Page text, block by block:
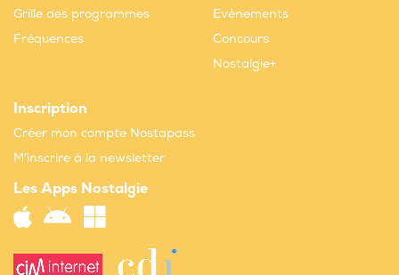
Grille des programmes
Fréquences
Evènements
Concours
Nostalgie+
Inscription
Créer mon compte Nostapass
M'inscrire à la newsletter
Les Apps Nostalgie